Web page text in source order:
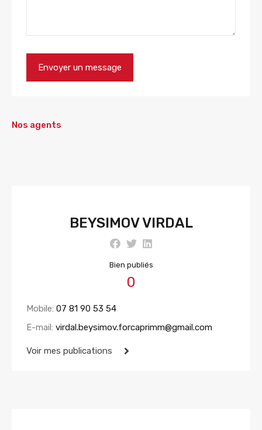
Nos agents
BEYSIMOV VIRDAL
Bien publiés
0
Mobile: 07 81 90 53 54
E-mail: virdal.beysimov.forcaprimm@gmail.com
Voir mes publications